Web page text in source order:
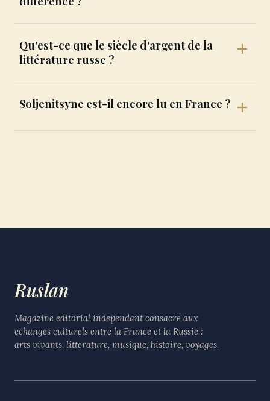
Qu'est-ce que le siècle d'argent de la
littérature russe ?
Soljenitsyne est-il encore lu en France ?
Ruslan
Magazine editorial independant consacre aux
echanges culturels entre la France et la Russie :
arts vivants, litterature, musique, histoire, voyages.